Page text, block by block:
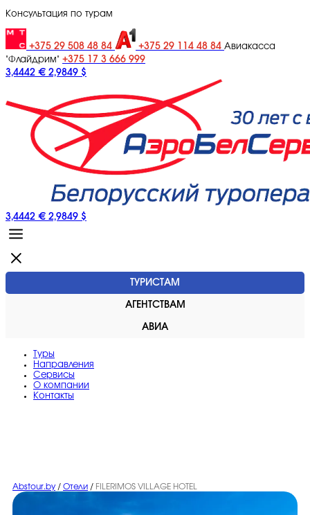
Консультация по турам
+375 29 508 48 84 +375 29 114 48 84 Авиакасса
"Флайдрим" +375 17 3 666 999
3,4442 € 2,9849 $
3,4442 € 2,9849 $
ТУРИСТАМ
АГЕНТСТВАМ
АВИА
Туры
Направления
Сервисы
O компании
Контакты
Abstour.by / Отели / FILERIMOS VILLAGE HOTEL